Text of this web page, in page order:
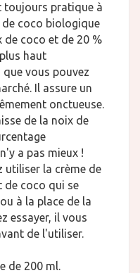
toujours pratique à
coco biologique
de coco et de 20 %
haut
vous pouvez
Il assure un
onctueuse.
de la noix de
a pas mieux !
utiliser la crème de
de coco qui se
à la place de la
essayer, il vous
de l'utiliser.
de 200 ml.